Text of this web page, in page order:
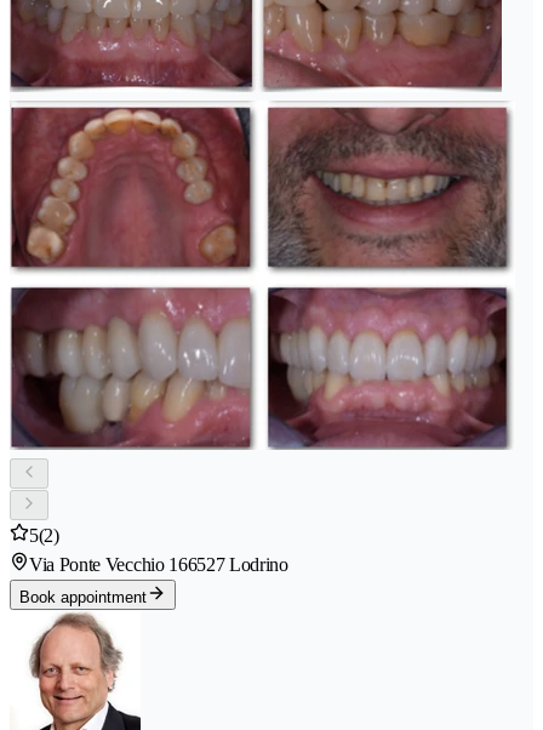
5(2)
Via Ponte Vecchio 166527 Lodrino
Book appointment